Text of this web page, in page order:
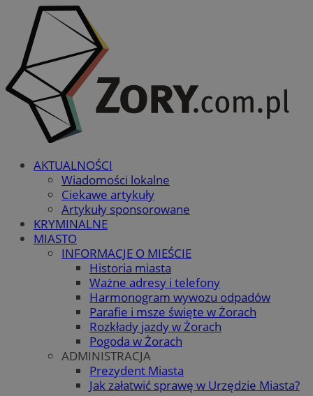
AKTUALNOŚCI
Wiadomości lokalne
Ciekawe artykuły
Artykuły sponsorowane
KRYMINALNE
MIASTO
INFORMACJE O MIEŚCIE
Historia miasta
Ważne adresy i telefony
Harmonogram wywozu odpadów
Parafie i msze święte w Żorach
Rozkłady jazdy w Żorach
Pogoda w Żorach
ADMINISTRACJA
Prezydent Miasta
Jak załatwić sprawę w Urzędzie Miasta?